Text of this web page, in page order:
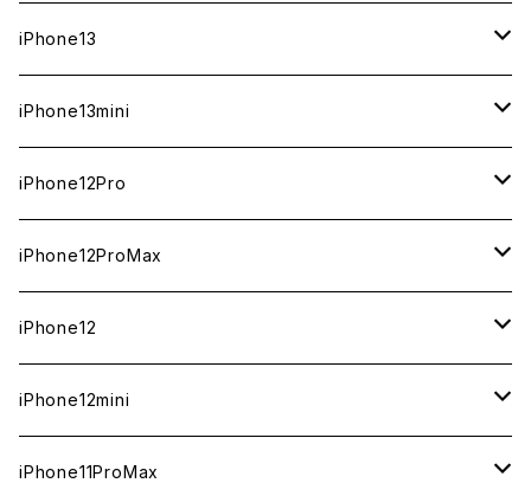
中古（整備済み）
中古（整備済み）
新品
中古（整備済み）
中古（整備済み）
新品
中古（整備済み）
中古（整備済み）
新品
中古（整備済み）
512GB
新品
中古（整備済み）
新品
中古（整備済み）
512GB
新品
中古（整備済み）
256GB
新品
中古（整備済み）
128GB
新品
中古（整備済み）
1TB
新品
中古（整備済み）
512GB
新品
中古（整備済み）
256GB
新品
中古（整備済み）
128GB
新品
中古（整備済み）
iPhone13
512GB
新品
中古（整備済み）
256GB
新品
中古（整備済み）
128GB
新品
中古（整備済み）
iPhone13mini
512GB
新品
中古（整備済み）
256GB
新品
中古（整備済み）
128GB
新品
中古（整備済み）
iPhone12Pro
128GB
新品
中古（整備済み）
256GB
新品
中古（整備済み）
512GB
新品
iPhone12ProMax
512GB
新品
中古（整備済み）
256GB
新品
128GB
iPhone12
256GB
新品
128GB
iPhone12mini
256GB
iPhone11ProMax